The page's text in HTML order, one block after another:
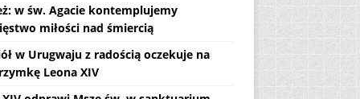
w św. Agacie kontemplujemy
miłości nad śmiercią
w Urugwaju z radością oczekuje na
Leona XIV